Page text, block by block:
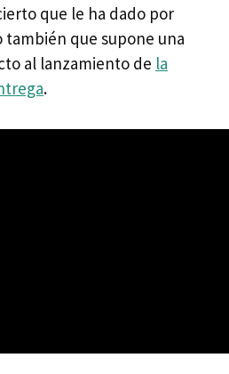
que le ha dado por
también que supone una
al lanzamiento de la
.